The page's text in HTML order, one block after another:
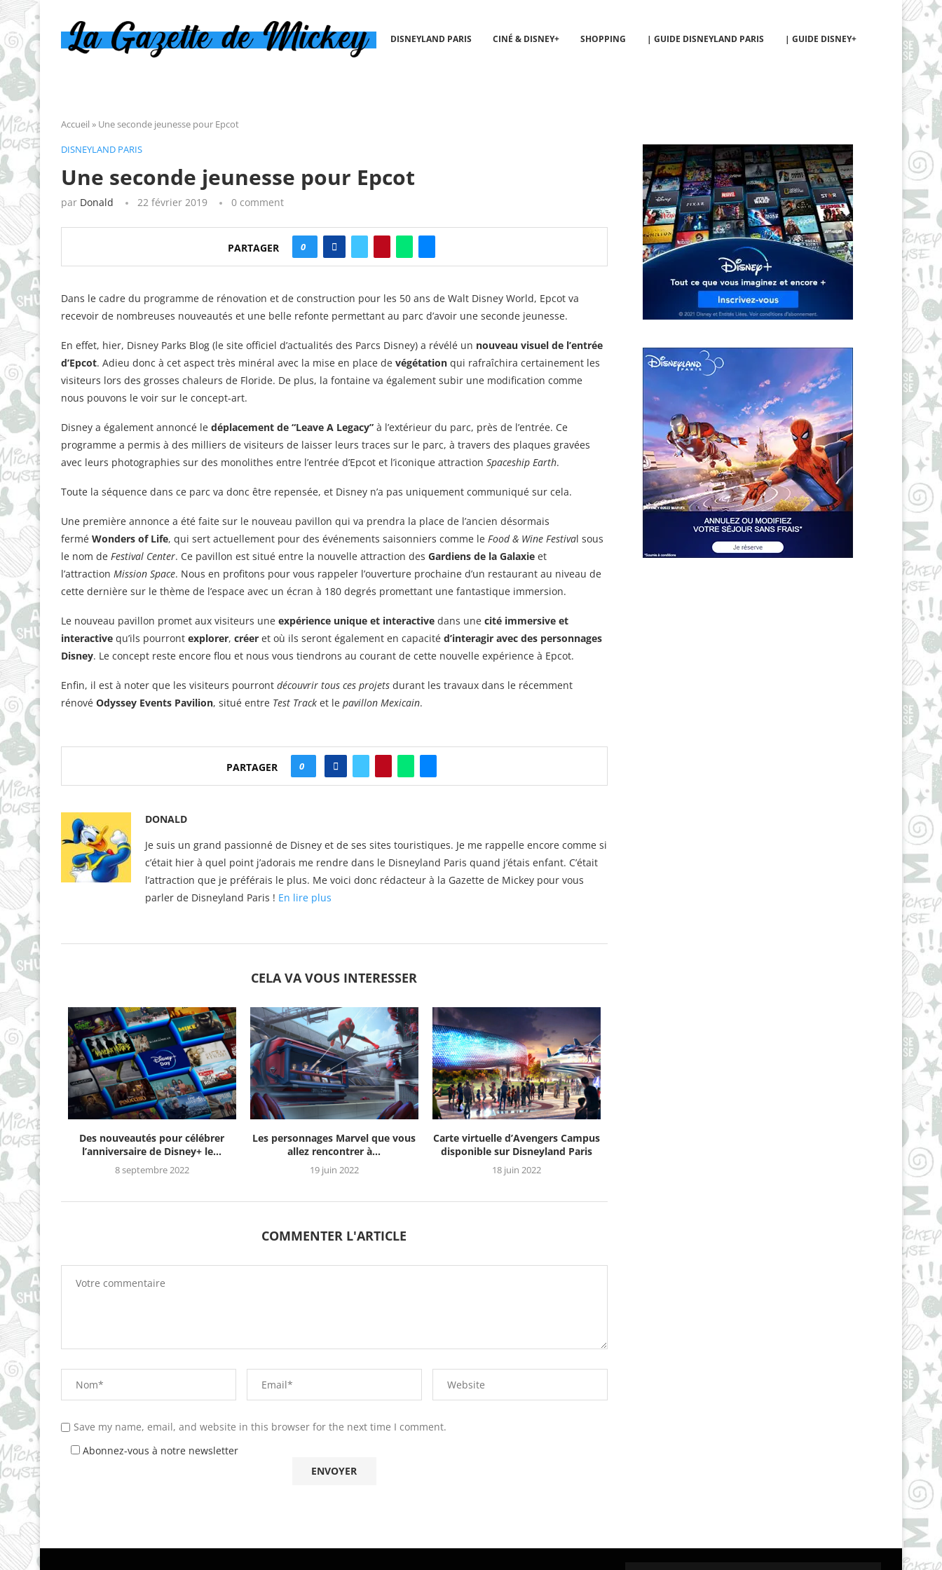
DISNEYLAND PARIS CINÉ & DISNEY+ SHOPPING | GUIDE DISNEYLAND PARIS | GUIDE DISNEY+
Accueil » Une seconde jeunesse pour Epcot
DISNEYLAND PARIS
Une seconde jeunesse pour Epcot
par Donald 22 février 2019 0 comment
PARTAGER 0
Dans le cadre du programme de rénovation et de construction pour les 50 ans de Walt Disney World, Epcot va
recevoir de nombreuses nouveautés et une belle refonte permettant au parc d’avoir une seconde jeunesse.
En effet, hier, Disney Parks Blog (le site officiel d’actualités des Parcs Disney) a révélé un nouveau visuel de l’entrée
d’Epcot. Adieu donc à cet aspect très minéral avec la mise en place de végétation qui rafraîchira certainement les
visiteurs lors des grosses chaleurs de Floride. De plus, la fontaine va également subir une modification comme
nous pouvons le voir sur le concept-art.
Disney a également annoncé le déplacement de “Leave A Legacy” à l’extérieur du parc, près de l’entrée. Ce
programme a permis à des milliers de visiteurs de laisser leurs traces sur le parc, à travers des plaques gravées
avec leurs photographies sur des monolithes entre l’entrée d’Epcot et l’iconique attraction Spaceship Earth.
Toute la séquence dans ce parc va donc être repensée, et Disney n’a pas uniquement communiqué sur cela.
Une première annonce a été faite sur le nouveau pavillon qui va prendra la place de l’ancien désormais
fermé Wonders of Life, qui sert actuellement pour des événements saisonniers comme le Food & Wine Festival sous
le nom de Festival Center. Ce pavillon est situé entre la nouvelle attraction des Gardiens de la Galaxie et
l’attraction Mission Space. Nous en profitons pour vous rappeler l’ouverture prochaine d’un restaurant au niveau de
cette dernière sur le thème de l’espace avec un écran à 180 degrés promettant une fantastique immersion.
Le nouveau pavillon promet aux visiteurs une expérience unique et interactive dans une cité immersive et
interactive qu’ils pourront explorer, créer et où ils seront également en capacité d’interagir avec des personnages
Disney. Le concept reste encore flou et nous vous tiendrons au courant de cette nouvelle expérience à Epcot.
Enfin, il est à noter que les visiteurs pourront découvrir tous ces projets durant les travaux dans le récemment
rénové Odyssey Events Pavilion, situé entre Test Track et le pavillon Mexicain.
PARTAGER 0
DONALD
Je suis un grand passionné de Disney et de ses sites touristiques. Je me rappelle encore comme si
c’était hier à quel point j’adorais me rendre dans le Disneyland Paris quand j’étais enfant. C’était
l’attraction que je préférais le plus. Me voici donc rédacteur à la Gazette de Mickey pour vous
parler de Disneyland Paris ! En lire plus
CELA VA VOUS INTERESSER
Des nouveautés pour célébrer
l’anniversaire de Disney+ le...
8 septembre 2022
Les personnages Marvel que vous
allez rencontrer à...
19 juin 2022
Carte virtuelle d’Avengers Campus
disponible sur Disneyland Paris
18 juin 2022
COMMENTER L'ARTICLE
Save my name, email, and website in this browser for the next time I comment.
Abonnez-vous à notre newsletter